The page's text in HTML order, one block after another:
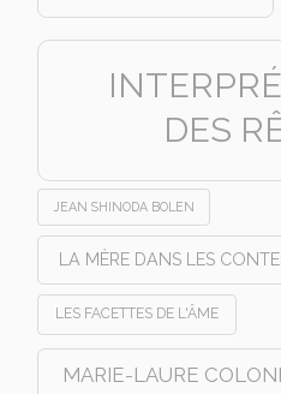
DES
JEAN SHINODA BOLEN
LA MÈRE DANS LES
LES FACETTES DE L'ÂME
MARIE-LAURE